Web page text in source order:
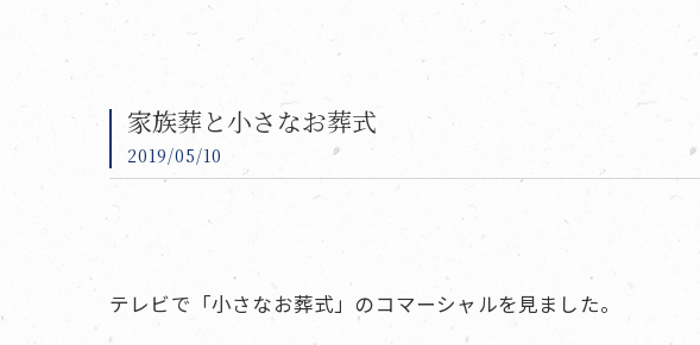
家族葬と小さなお葬式
2019/05/10
テレビで「小さなお葬式」のコマーシャルを見ました。